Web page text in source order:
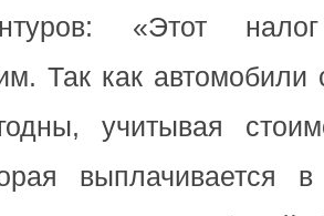
«Этот
Так как
учитывая
выплачивается